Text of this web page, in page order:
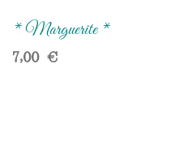
* Marguerite *
7,00€